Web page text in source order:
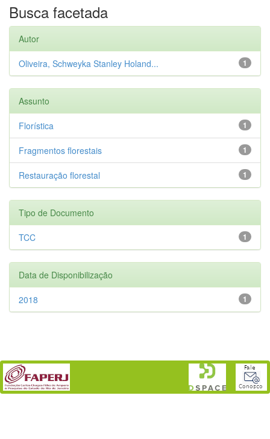
Busca facetada
Autor
1
Oliveira, Schweyka Stanley Holand...
Assunto
1
Florística
1
Fragmentos florestais
1
Restauração florestal
Tipo de Documento
1
TCC
Data de Disponibilização
1
2018